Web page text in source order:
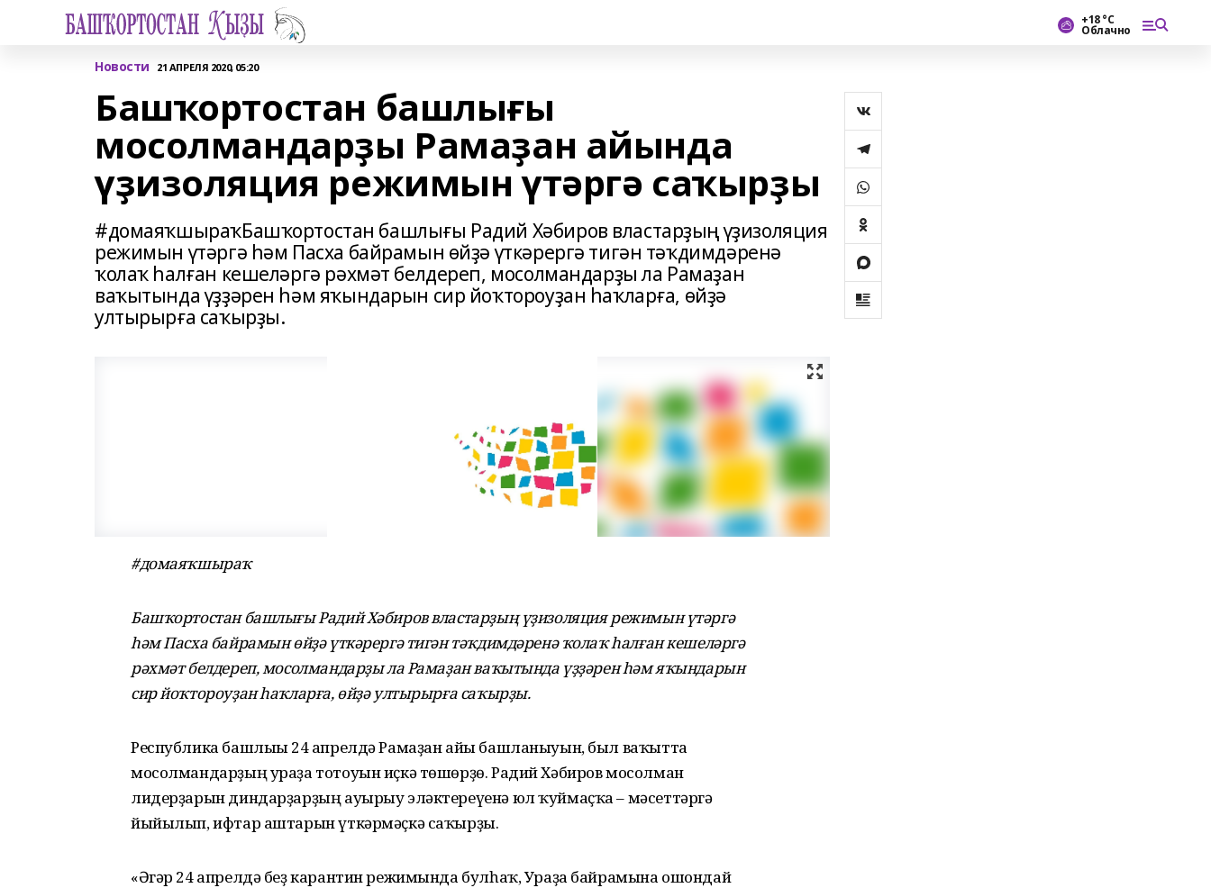
+18 °С
Облачно
Новости 21 АПРЕЛЯ 2020, 05:20
Башҡортостан башлығы
мосолмандарҙы Рамаҙан айында
үҙизоляция режимын үтәргә саҡырҙы
#домаяҡшыраҡБашҡортостан башлығы Радий Хәбиров властарҙың үҙизоляция
режимын үтәргә һәм Пасха байрамын өйҙә үткәрергә тигән тәҡдимдәренә
ҡолаҡ һалған кешеләргә рәхмәт белдереп, мосолмандарҙы ла Рамаҙан
ваҡытында үҙҙәрен һәм яҡындарын сир йоҡтороуҙан һаҡларға, өйҙә
ултырырға саҡырҙы.
#домаяҡшыраҡ
Башҡортостан башлығы Радий Хәбиров властарҙың үҙизоляция режимын үтәргә
һәм Пасха байрамын өйҙә үткәрергә тигән тәҡдимдәренә ҡолаҡ һалған кешеләргә
рәхмәт белдереп, мосолмандарҙы ла Рамаҙан ваҡытында үҙҙәрен һәм яҡындарын
сир йоҡтороуҙан һаҡларға, өйҙә ултырырға саҡырҙы.
Республика башлығы 24 апрелдә Рамаҙан айы башланыуын, был ваҡытта
мосолмандарҙың ураҙа тотоуын иҫкә төшөрҙө. Радий Хәбиров мосолман
лидерҙарын диндарҙарҙың ауырыу эләктереүенә юл ҡуймаҫҡа – мәсеттәргә
йыйылып, ифтар аштарын үткәрмәҫкә саҡырҙы.
«Әгәр 24 апрелдә беҙ карантин режимында булһаҡ, Ураҙа байрамына ошондай